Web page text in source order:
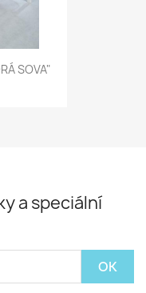
SOVA"
a speciální